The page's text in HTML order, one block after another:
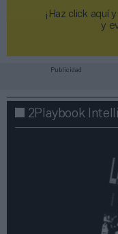
¡Haz click aquí
y
Publicidad
2Playbook